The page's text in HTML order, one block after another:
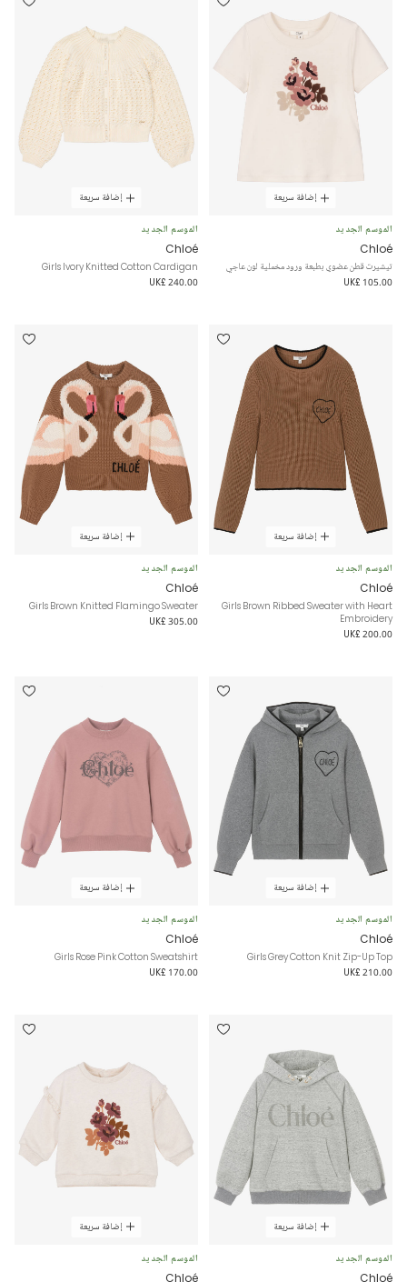
إضافة سريعة
الموسم الجديد
Chloé
تيشيرت قطن عضوي بطبعة ورود مخملية لون عاجي
UK£ 105.00
إضافة سريعة
الموسم الجديد
Chloé
Girls Ivory Knitted Cotton Cardigan
UK£ 240.00
إضافة سريعة
الموسم الجديد
Chloé
Girls Brown Ribbed Sweater with Heart
Embroidery
UK£ 200.00
إضافة سريعة
الموسم الجديد
Chloé
Girls Brown Knitted Flamingo Sweater
UK£ 305.00
إضافة سريعة
الموسم الجديد
Chloé
Girls Grey Cotton Knit Zip-Up Top
UK£ 210.00
إضافة سريعة
الموسم الجديد
Chloé
Girls Rose Pink Cotton Sweatshirt
UK£ 170.00
إضافة سريعة
الموسم الجديد
Chloé
إضافة سريعة
الموسم الجديد
Chloé